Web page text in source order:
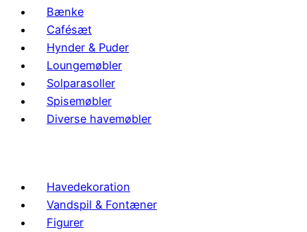
Bænke
Cafésæt
Hynder & Puder
Loungemøbler
Solparasoller
Spisemøbler
Diverse havemøbler
Havedekoration
Vandspil & Fontæner
Figurer